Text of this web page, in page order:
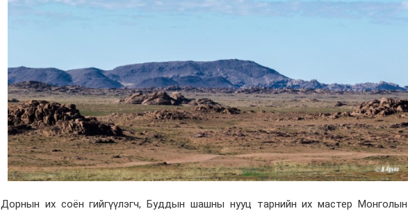
Дорнын их соён гийгүүлэгч, Буддын шашны нууц тарнийн их мастер Монголын